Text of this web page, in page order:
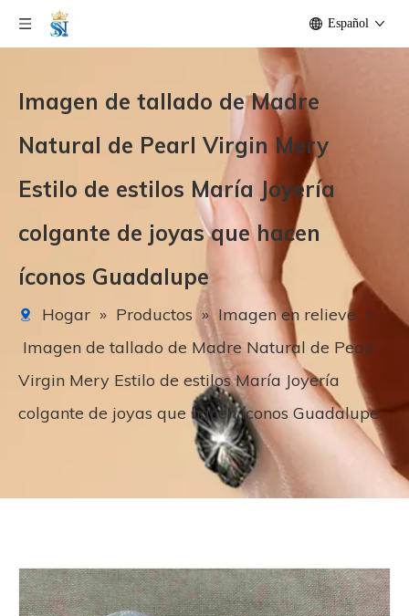
Español
Imagen de tallado de Madre
Natural de Pearl Virgin Mery
Estilo de estilos María Joyería
colgante de joyas que hacen
íconos Guadalupe
Hogar » Productos » Imagen en relieve »
Imagen de tallado de Madre Natural de Pearl
Virgin Mery Estilo de estilos María Joyería
colgante de joyas que hacen íconos Guadalupe